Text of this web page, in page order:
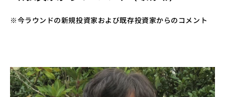
※今ラウンドの新規投資家および既存投資家からのコメント